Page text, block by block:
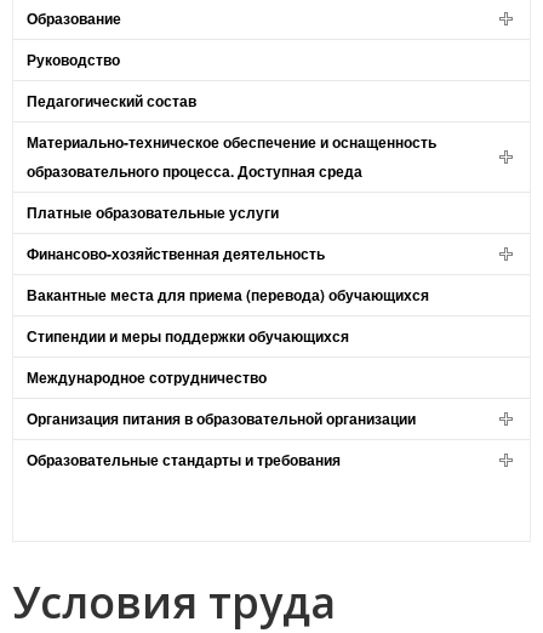
Образование
Руководство
Педагогический состав
Материально-техническое обеспечение и оснащенность
образовательного процесса. Доступная среда
Платные образовательные услуги
Финансово-хозяйственная деятельность
Вакантные места для приема (перевода) обучающихся
Стипендии и меры поддержки обучающихся
Международное сотрудничество
Организация питания в образовательной организации
Образовательные стандарты и требования
Условия труда